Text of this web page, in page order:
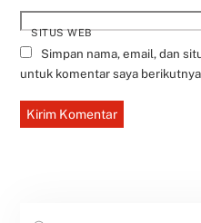
SITUS WEB
Simpan nama, email, dan
untuk komentar saya